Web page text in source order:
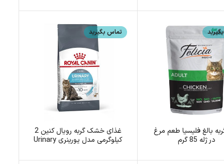
بالغ فلیسیا طعم مرغ
در ژله 85 گرم
تماس بگیرید
غذای خشک گربه رویال کنین 2
کیلوگرمی مدل یورینری Urinary